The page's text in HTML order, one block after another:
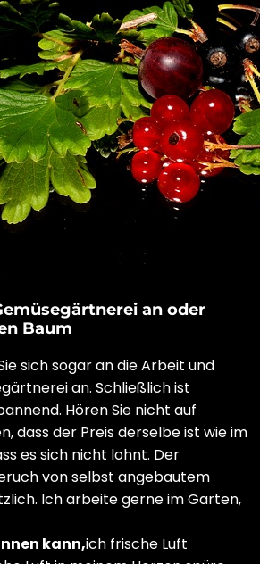
an oder
Baum
sich sogar an die Arbeit und
an. Schließlich ist
Hören Sie nicht auf
dass der Preis derselbe ist wie im
es sich nicht lohnt. Der
von selbst angebautem
Ich arbeite gerne im Garten,
kann,ich frische Luft